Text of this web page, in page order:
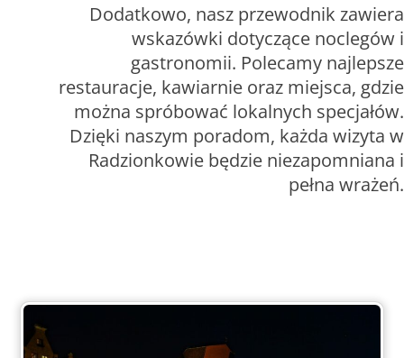
Dodatkowo, nasz przewodnik zawiera
wskazówki dotyczące noclegów i
gastronomii. Polecamy najlepsze
restauracje, kawiarnie oraz miejsca, gdzie
można spróbować lokalnych specjałów.
Dzięki naszym poradom, każda wizyta w
Radzionkowie będzie niezapomniana i
pełna wrażeń.